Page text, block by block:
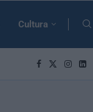
Cultura